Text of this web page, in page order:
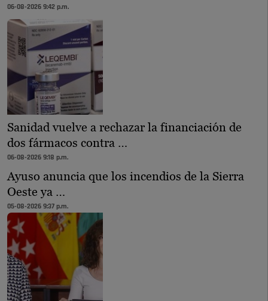
06-08-2026 9:42 p.m.
Sanidad vuelve a rechazar la financiación de
dos fármacos contra …
06-08-2026 9:18 p.m.
Ayuso anuncia que los incendios de la Sierra
Oeste ya …
05-08-2026 9:37 p.m.